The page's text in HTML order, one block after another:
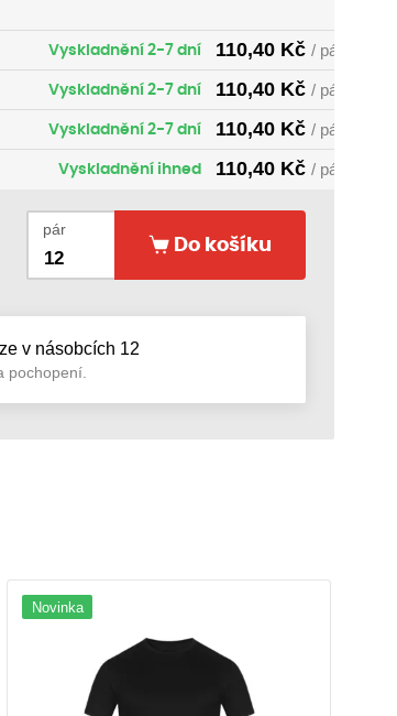
Vyskladnění 2-7 dní 110,40 Kč / pár
Vyskladnění 2-7 dní 110,40 Kč / pár
Vyskladnění 2-7 dní 110,40 Kč / pár
Vyskladnění ihned 110,40 Kč / pár
pár
Do košíku
v násobcích 12
pochopení.
Novinka